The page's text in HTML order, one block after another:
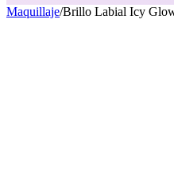
Maquillaje/Brillo Labial Icy